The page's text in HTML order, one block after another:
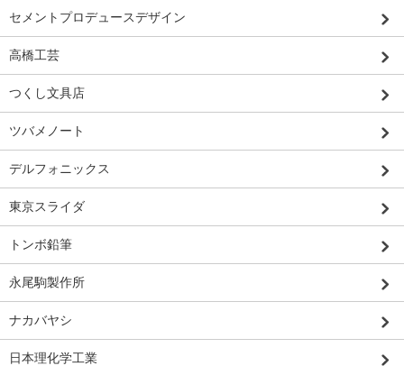
セメントプロデュースデザイン
高橋工芸
つくし文具店
ツバメノート
デルフォニックス
東京スライダ
トンボ鉛筆
永尾駒製作所
ナカバヤシ
日本理化学工業